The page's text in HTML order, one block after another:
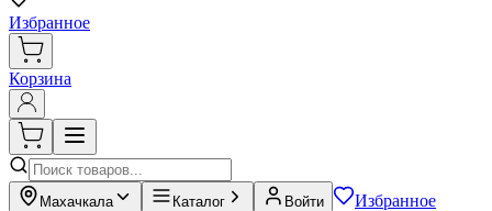
Избранное
Корзина
Махачкала Каталог Войти
Избранное